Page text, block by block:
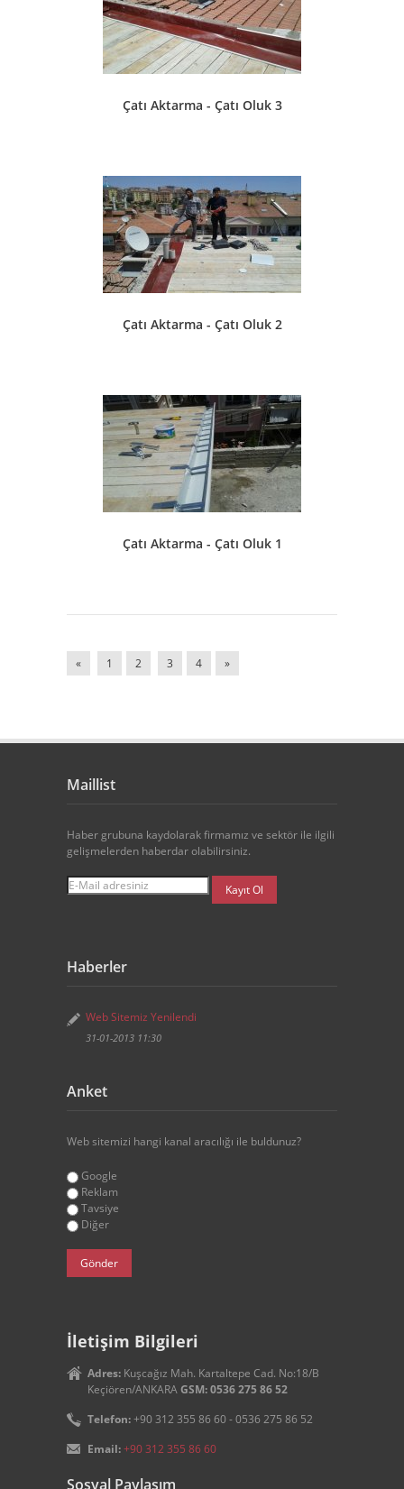
Çatı Aktarma - Çatı Oluk 3
Çatı Aktarma - Çatı Oluk 2
Çatı Aktarma - Çatı Oluk 1
« 1 2 3 4 »
Maillist
Haber grubuna kaydolarak firmamız ve sektör ile ilgili
gelişmelerden haberdar olabilirsiniz.
Haberler
Web Sitemiz Yenilendi
31-01-2013 11:30
Anket
Web sitemizi hangi kanal aracılığı ile buldunuz?
Google
Reklam
Tavsiye
Diğer
İletişim Bilgileri
Adres: Kuşcağız Mah. Kartaltepe Cad. No:18/B
Keçiören/ANKARAGSM: 0536 275 86 52
Telefon:+90 312 355 86 60 - 0536 275 86 52
Email:+90 312 355 86 60
Sosyal Paylaşım